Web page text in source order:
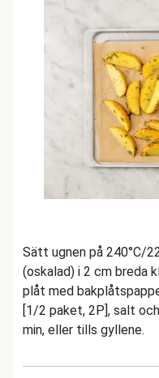
Sätt ugnen på 240°C/
(oskalad) i 2 cm breda
plåt med
[1/2 paket, 2P], salt
min, eller tills gyllene.